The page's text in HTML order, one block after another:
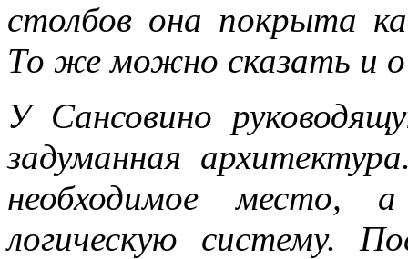
столбов она покрыта
То же можно сказать и о
У Сансовино
задуманная
необходимое место,
логическую систему.